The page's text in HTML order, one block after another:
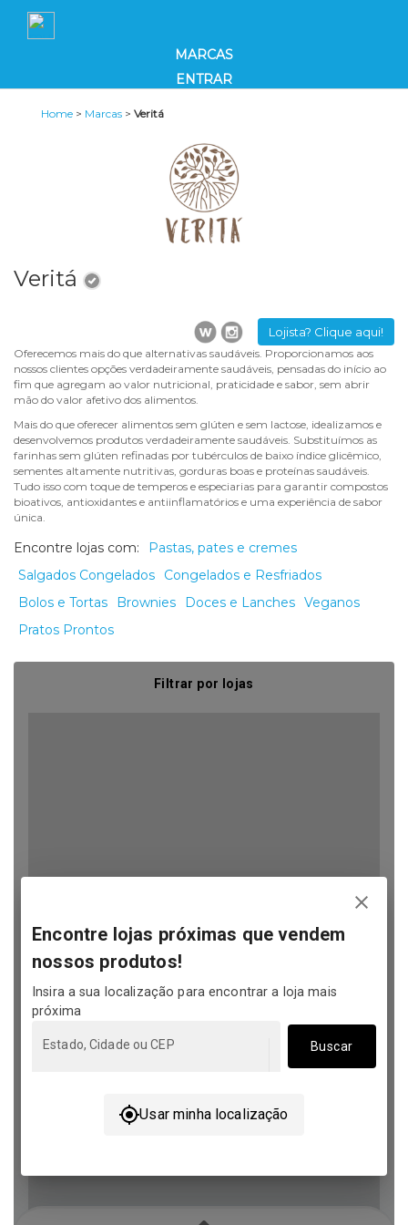
MARCAS
ENTRAR
Home > Marcas > Veritá
Veritá
Lojista? Clique aqui!
Oferecemos mais do que alternativas saudáveis. Proporcionamos aos
nossos clientes opções verdadeiramente saudáveis, pensadas do início ao
fim que agregam ao valor nutricional, praticidade e sabor, sem abrir
mão do valor afetivo dos alimentos.
Mais do que oferecer alimentos sem glúten e sem lactose, idealizamos e
desenvolvemos produtos verdadeiramente saudáveis. Substituímos as
farinhas sem glúten refinadas por tubérculos de baixo índice glicêmico,
sementes altamente nutritivas, gorduras boas e proteínas saudáveis.
Tudo isso com toque de temperos e especiarias para garantir compostos
bioativos, antioxidantes e antiinflamatórios e uma experiência de sabor
única.
Encontre lojas com:
Pastas, pates e cremes
Salgados Congelados
Congelados e Resfriados
Bolos e Tortas
Brownies Doces e Lanches Veganos
Pratos Prontos